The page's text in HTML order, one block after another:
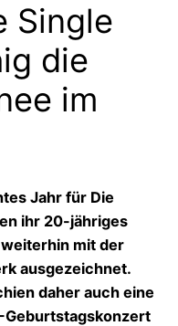
Single
die
im
Jahr für Die
ihr 20-jähriges
mit der
ausgezeichnet.
daher auch eine
Geburtstagskonzert